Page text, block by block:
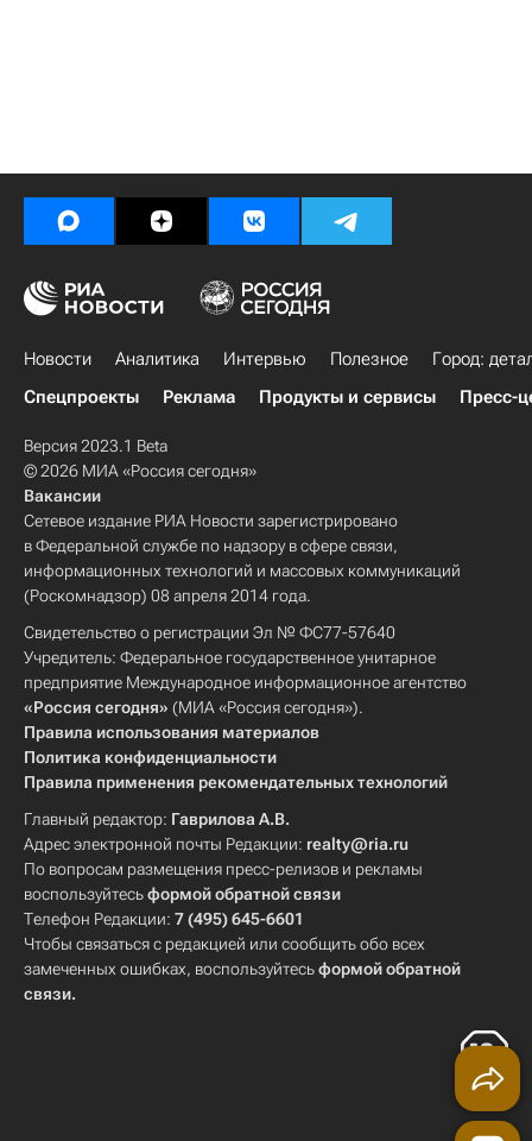
Новости Аналитика Интервью Полезное
Город:
Спецпроекты
Реклама Продукты и сервисы Пресс-
Версия 2023.1 Beta
© 2026 МИА «Россия сегодня»
Вакансии
Сетевое издание РИА Новости зарегистрировано
в Федеральной службе по надзору в сфере связи,
информационных технологий и массовых коммуникаций
(Роскомнадзор) 08 апреля 2014 года.
Свидетельство о регистрации Эл № ФС77-57640
Учредитель: Федеральное государственное унитарное
предприятие Международное информационное агентство
«Россия сегодня» (МИА «Россия сегодня»).
Правила использования материалов
Политика конфиденциальности
Правила применения рекомендательных технологий
Главный редактор: Гаврилова А.В.
Адрес электронной почты Редакции: realty@ria.ru
По вопросам размещения пресс-релизов и рекламы
воспользуйтесьформой обратной связи
Телефон Редакции: 7 (495) 645-6601
Чтобы связаться с редакцией или сообщить обо всех
замеченных ошибках, воспользуйтесьформой обратной
связи.